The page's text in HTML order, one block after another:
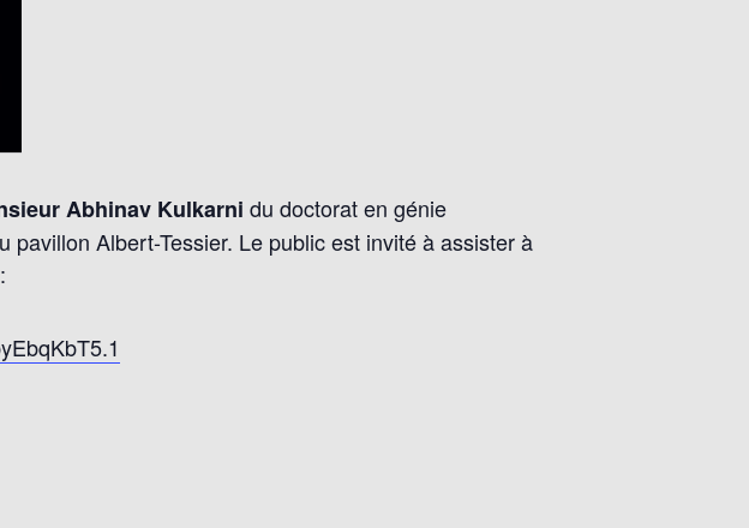
Abhinav Kulkarni du doctorat en génie
Albert-Tessier. Le public est invité à assister à